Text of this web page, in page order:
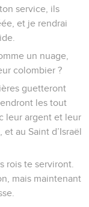
service, ils
et je rendrai
un nuage,
colombier ?
guetteront
les tout
leur argent et leur
au Saint d’Israël
rois te serviront.
mais maintenant